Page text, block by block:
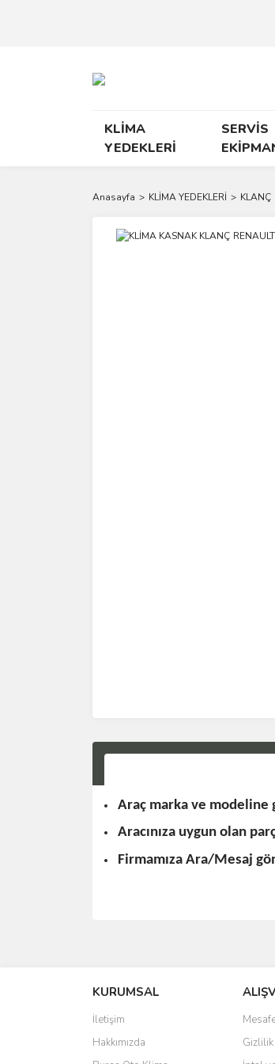
KLİMA
YEDEKLERİ
SERVİS
Anasayfa KLİMA YEDEKLERİ KLANÇ
Araç marka ve
Aracınıza uygun olan
Firmamıza Ara/Mesaj
KURUMSAL
İletişim
Hakkımızda